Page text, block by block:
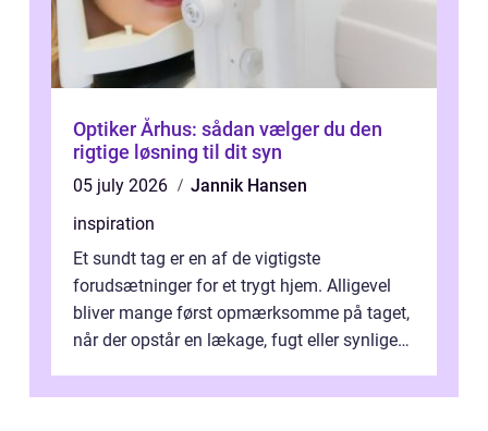
Optiker Århus: sådan vælger du den
rigtige løsning til dit syn
05 july 2026
Jannik Hansen
inspiration
Et sundt tag er en af de vigtigste
forudsætninger for et trygt hjem. Alligevel
bliver mange først opmærksomme på taget,
når der opstår en lækage, fugt eller synlige